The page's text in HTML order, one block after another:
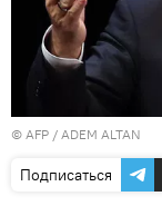
© AFP / ADEM ALTAN
Подписаться